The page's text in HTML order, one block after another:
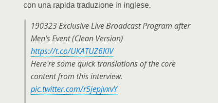
con una rapida traduzione in inglese.
190323 Exclusive Live Broadcast Program after
Men's Event (Clean Version)
https://t.co/UKATUZ6KIV
Here're some quick translations of the core
content from this interview.
pic.twitter.com/r5jepjvxvY